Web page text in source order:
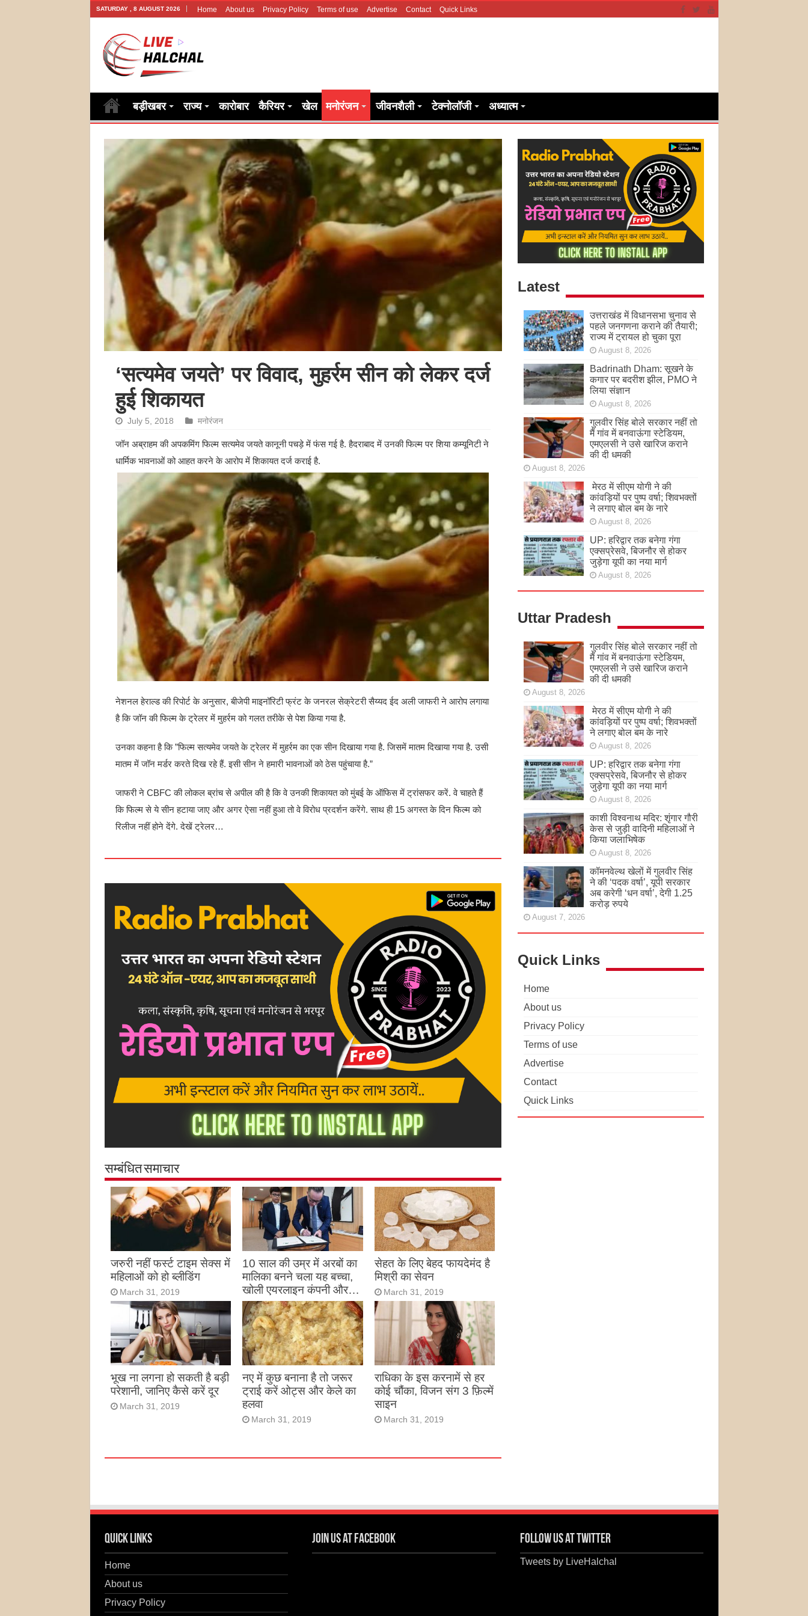
SATURDAY , 8 AUGUST 2026 Home About us Privacy Policy Terms of use Advertise Contact Quick Links
बड़ीखबर राज्य कारोबार कैरियर खेल मनोरंजन जीवनशैली टेक्नोलॉजी अध्यात्म
‘सत्यमेव जयते’ पर विवाद, मुहर्रम सीन को लेकर दर्ज
हुई शिकायत
July 5, 2018 मनोरंजन
जॉन अब्राहम की अपकमिंग फिल्म सत्यमेव जयते कानूनी पचड़े में फंस गई है. हैदराबाद में उनकी फिल्म पर शिया कम्यूनिटी ने
धार्मिक भावनाओं को आहत करने के आरोप में शिकायत दर्ज कराई है.
नेशनल हेराल्ड की रिपोर्ट के अनुसार, बीजेपी माइनॉरिटी फ्रंट के जनरल सेक्रेटरी सैय्यद ईद अली जाफरी ने आरोप लगाया
है कि जॉन की फिल्म के ट्रेलर में मुहर्रम को गलत तरीके से पेश किया गया है.
उनका कहना है कि ”फिल्म सत्यमेव जयते के ट्रेलर में मुहर्रम का एक सीन दिखाया गया है. जिसमें मातम दिखाया गया है. उसी
मातम में जॉन मर्डर करते दिख रहे हैं. इसी सीन ने हमारी भावनाओं को ठेस पहुंचाया है.”
जाफरी ने CBFC की लोकल ब्रांच से अपील की है कि वे उनकी शिकायत को मुंबई के ऑफिस में ट्रांसफर करें. वे चाहते हैं
कि फिल्म से ये सीन हटाया जाए और अगर ऐसा नहीं हुआ तो वे विरोध प्रदर्शन करेंगे. साथ ही 15 अगस्त के दिन फिल्म को
रिलीज नहीं होने देंगे. देखें ट्रेलर…
सम्बंधित समाचार
जरुरी नहीं फर्स्ट टाइम सेक्स में
महिलाओं को हो ब्लीडिंग
March 31, 2019
10 साल की उम्र में अरबों का
मालिका बनने चला यह बच्चा,
खोली एयरलाइन कंपनी और…
March 31, 2019
सेहत के लिए बेहद फायदेमंद है
मिश्री का सेवन
March 31, 2019
भूख ना लगना हो सकती है बड़ी
परेशानी, जानिए कैसे करें दूर
March 31, 2019
नए में कुछ बनाना है तो जरूर
ट्राई करें ओट्स और केले का
हलवा
March 31, 2019
राधिका के इस करनामें से हर
कोई चौंका, विजन संग 3 फ़िल्में
साइन
March 31, 2019
Latest
उत्तराखंड में विधानसभा चुनाव से
पहले जनगणना कराने की तैयारी;
राज्य में ट्रायल हो चुका पूरा
August 8, 2026
Badrinath Dham: सूखने के
कगार पर बदरीश झील, PMO ने
लिया संज्ञान
August 8, 2026
गुलवीर सिंह बोले सरकार नहीं तो
मैं गांव में बनवाऊंगा स्टेडियम,
एमएलसी ने उसे खारिज कराने
की दी धमकी
August 8, 2026
मेरठ में सीएम योगी ने की
कांवड़ियों पर पुष्प वर्षा; शिवभक्तों
ने लगाए बोल बम के नारे
August 8, 2026
UP: हरिद्वार तक बनेगा गंगा
एक्सप्रेसवे, बिजनौर से होकर
जुड़ेगा यूपी का नया मार्ग
August 8, 2026
Uttar Pradesh
गुलवीर सिंह बोले सरकार नहीं तो
मैं गांव में बनवाऊंगा स्टेडियम,
एमएलसी ने उसे खारिज कराने
की दी धमकी
August 8, 2026
मेरठ में सीएम योगी ने की
कांवड़ियों पर पुष्प वर्षा; शिवभक्तों
ने लगाए बोल बम के नारे
August 8, 2026
UP: हरिद्वार तक बनेगा गंगा
एक्सप्रेसवे, बिजनौर से होकर
जुड़ेगा यूपी का नया मार्ग
August 8, 2026
काशी विश्वनाथ मदिर: शृंगार गौरी
केस से जुड़ी वादिनी महिलाओं ने
किया जलाभिषेक
August 8, 2026
कॉमनवेल्थ खेलों में गुलवीर सिंह
ने की ‘पदक वर्षा’, यूपी सरकार
अब करेगी ‘धन वर्षा’, देगी 1.25
करोड़ रुपये
August 7, 2026
Quick Links
Home
About us
Privacy Policy
Terms of use
Advertise
Contact
Quick Links
Quick Links
Home
About us
Privacy Policy
Join us at Facebook Follow us at Twitter
Tweets by LiveHalchal